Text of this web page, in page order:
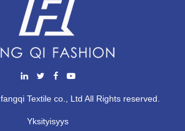
Textile co., Ltd All Rights reserved.
Yksityisyys